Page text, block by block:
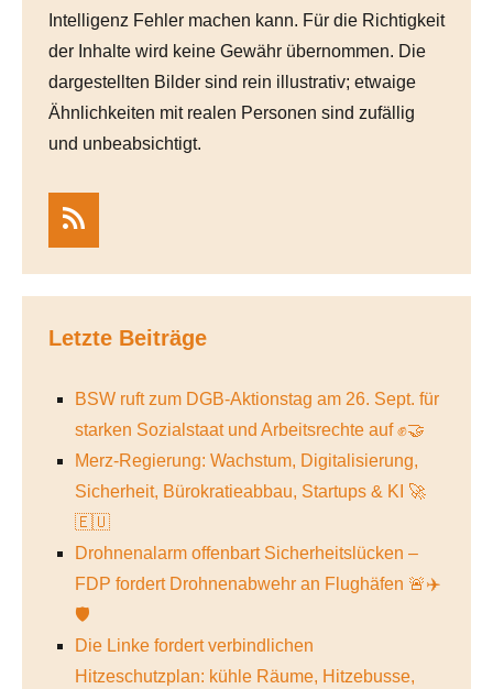
Intelligenz Fehler machen kann. Für die Richtigkeit
der Inhalte wird keine Gewähr übernommen. Die
dargestellten Bilder sind rein illustrativ; etwaige
Ähnlichkeiten mit realen Personen sind zufällig
und unbeabsichtigt.
Letzte Beiträge
BSW ruft zum DGB-Aktionstag am 26. Sept. für
starken Sozialstaat und Arbeitsrechte auf ✊🤝
Merz-Regierung: Wachstum, Digitalisierung,
Sicherheit, Bürokratieabbau, Startups & KI 🚀
🇪🇺
Drohnenalarm offenbart Sicherheitslücken –
FDP fordert Drohnenabwehr an Flughäfen 🚨✈️
🛡️
Die Linke fordert verbindlichen
Hitzeschutzplan: kühle Räume, Hitzebusse,